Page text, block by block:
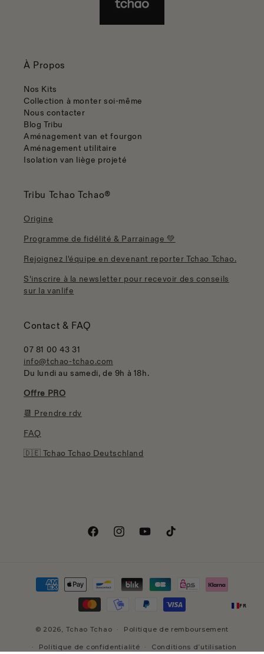
À Propos
Nos Kits
Collection à monter soi-même
Nous contacter
Blog Tribu
Aménagement van et fourgon
Aménagement utilitaire
Isolation van liège projeté
Tribu Tchao Tchao®
Origine
Programme de fidélité & Parrainage 💚
Rejoignez l'équipe en devenant reporter Tchao Tchao.
S'inscrire à la newsletter pour recevoir des conseils
sur la vanlife
Contact & FAQ
07 81 00 43 31
info@tchao-tchao.com
Du lundi au samedi, de 9h à 18h.
Offre PRO
📆 Prendre rdv
FAQ
🇩🇪 Tchao Tchao Deutschland
FacebookInstagramYouTubeTikTok
Moyens
© 2026, Tchao Tchao Politique de remboursement
Politique de confidentialité Conditions d’utilisation
FR